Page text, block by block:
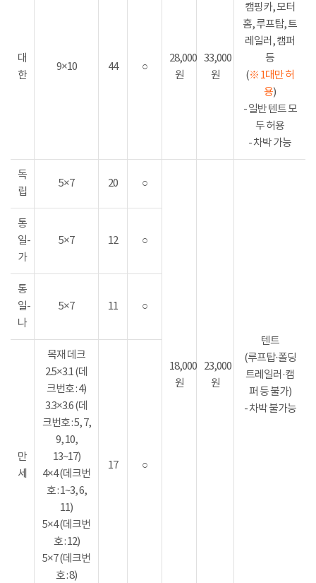
대
한
9×10 44 ○
28,000
원
33,000
원
캠핑카, 모터
홈, 루프탑, 트
레일러, 캠퍼
등
(※ 1대만 허
용)
- 일반 텐트 모
두 허용
- 차박 가능
독
립
5×7 20 ○
18,000
원
23,000
원
텐트
(루프탑·폴딩
트레일러·캠
퍼 등 불가)
- 차박 불가능
통
일-
가
5×7 12 ○
통
일-
나
5×7 11 ○
만
세
목재 데크
2.5×3.1 (데
크번호 : 4)
3.3×3.6 (데
크번호 : 5, 7,
9, 10,
13~17)
4×4 (데크번
호 : 1~3, 6,
11)
5×4 (데크번
호 : 12)
5×7 (데크번
호 : 8)
17 ○